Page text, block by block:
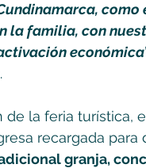
como
la familia, con
económica
la feria turística,
recargada para
granja,